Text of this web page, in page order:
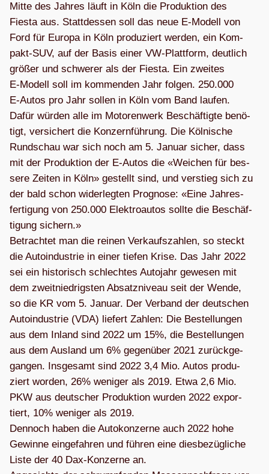
Mitte des Jah­res läuft in Köln die Pro­duk­tion des
Fiesta aus. Statt­des­sen soll das neue E‑Modell von
Ford für Europa in Köln pro­du­ziert wer­den, ein Kom­
pakt-SUV, auf der Basis einer VW-Platt­form, deut­lich
grö­ßer und schwe­rer als der Fiesta. Ein zwei­tes
E‑Modell soll im kom­men­den Jahr fol­gen. 250.000
E‑Autos pro Jahr sol­len in Köln vom Band lau­fen.
Dafür wür­den alle im Moto­ren­werk Beschäf­tigte benö­
tigt, ver­si­chert die Kon­zern­füh­rung. Die Köl­ni­sche
Rund­schau war sich noch am 5. Januar sicher, dass
mit der Pro­duk­tion der E‑Autos die «Wei­chen für bes­
sere Zei­ten in Köln» gestellt sind, und ver­stieg sich zu
der bald schon wider­leg­ten Pro­gnose: «Eine Jah­res­
fer­ti­gung von 250.000 Elek­tro­au­tos sollte die Beschäf­
ti­gung sichern.»
Betrach­tet man die rei­nen Ver­kaufs­zah­len, so steckt
die Auto­in­dus­trie in einer tie­fen Krise. Das Jahr 2022
sei ein his­to­risch schlech­tes Auto­jahr gewe­sen mit
dem zweit­nied­rigs­ten Absatz­ni­veau seit der Wende,
so die KR vom 5. Januar. Der Ver­band der deut­schen
Auto­in­dus­trie (VDA) lie­fert Zah­len: Die Bestel­lun­gen
aus dem Inland sind 2022 um 15%, die Bestel­lun­gen
aus dem Aus­land um 6% gegen­über 2021 zurück­ge­
gan­gen. Ins­ge­samt sind 2022 3,4 Mio. Autos pro­du­
ziert wor­den, 26% weni­ger als 2019. Etwa 2,6 Mio.
PKW aus deut­scher Pro­duk­tion wur­den 2022 expor­
tiert, 10% weni­ger als 2019.
Den­noch haben die Auto­kon­zerne auch 2022 hohe
Gewinne ein­ge­fah­ren und füh­ren eine dies­be­züg­li­che
Liste der 40 Dax-Kon­zerne an.